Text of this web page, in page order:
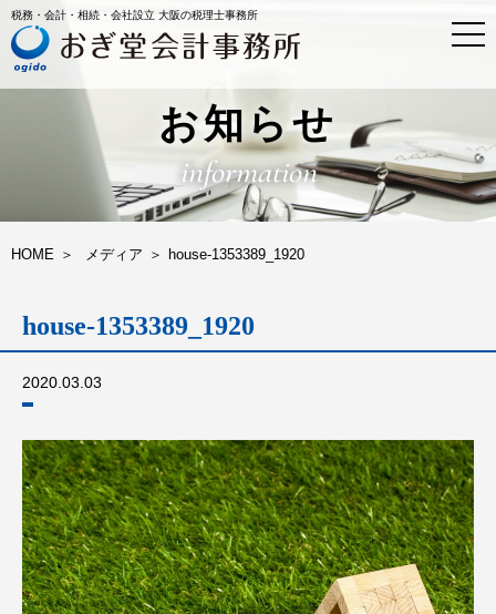
税務・会計・相続・会社設立 大阪の税理士事務所
t
o
g
n
a
v
i
お知らせ
information
HOME メディア house-1353389_1920
house-1353389_1920
2020.03.03